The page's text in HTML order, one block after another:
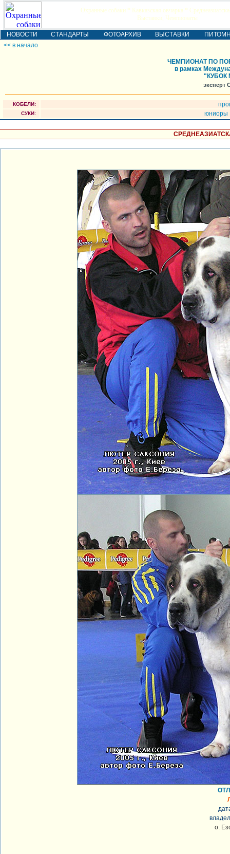
Охранные собаки * Кавказская овчарка *
Выставки, Чемпионаты
НОВОСТИ СТАНДАРТЫ ФОТОАРХИВ ВЫСТАВКИ
<< в начало
ЧЕМПИОНАТ ПО
в рамках
"КУБОК
эксперт
КОБЕЛИ:
СУКИ: юниоры
о.